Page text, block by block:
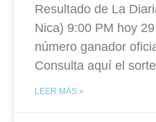
Resultado de La
Nica) 9:00 PM hoy
número ganador
Consulta aquí el
LEER MÁS »